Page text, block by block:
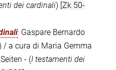
dei cardinali) [Zk 50-
: Gaspare Bernardo
/ a cura di Maria Gemma
- (I testamenti dei